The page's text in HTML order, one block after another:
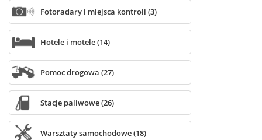
Fotoradary i miejsca kontroli (3)
Hotele i motele (14)
Pomoc drogowa (27)
Stacje paliwowe (26)
Warsztaty samochodowe (18)